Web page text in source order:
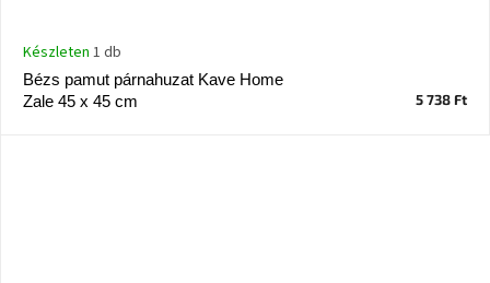
Bézs pamut párnahuzat Kave Home
Zale 45 x 45 cm
Készleten 1 db
5 738 Ft